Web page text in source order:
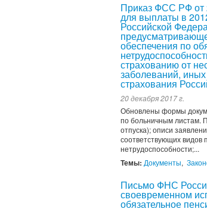
Приказ ФСС РФ от
для выплаты в
Российской
обеспечения по
страхованию от
заболеваний,
страхования
20 декабря 2017 г.
Обновлены формы
по больничным листам.
отпуска); описи
соответствующих видов
нетрудоспособности;...
Темы: Документы,
Письмо ФНС
своевременном
обязательное